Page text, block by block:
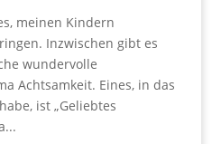
meinen Kindern
Inzwischen gibt es
wundervolle
Achtsamkeit. Eines, in das
ist „Geliebtes